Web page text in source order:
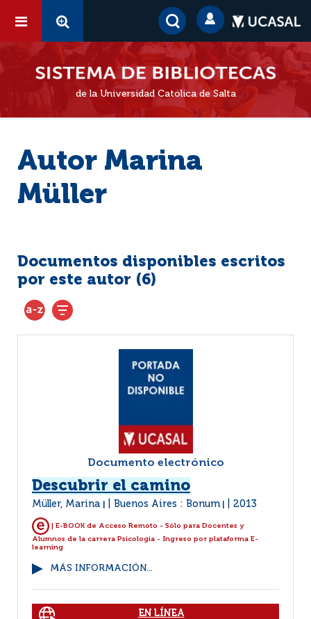
de la Universidad Católica de Salta
Autor Marina
Müller
Documentos disponibles escritos
por este autor (6)
Documento electrónico
Descubrir el camino
Müller, Marina Buenos Aires : Bonum 2013
| E-BOOK de Acceso Remoto - Sólo para Docentes y
Alumnos de la carrera Psicología - Ingreso por plataforma E-
learning
MÁS INFORMACIÓN...
EN LÍNEA